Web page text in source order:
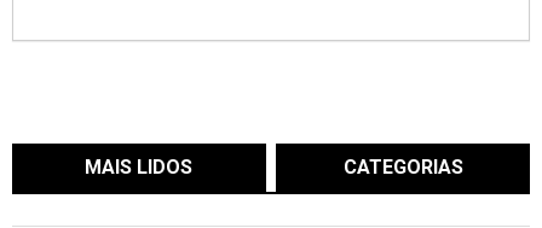
MAIS LIDOS CATEGORIAS